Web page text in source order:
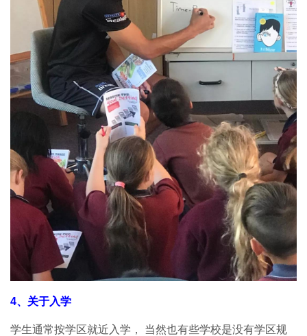
4、关于入学
学生通常按学区就近入学， 当然也有些学校是没有学区规